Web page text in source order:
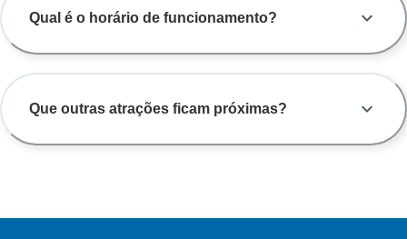
Qual é o horário de funcionamento?
Que outras atrações ficam próximas?